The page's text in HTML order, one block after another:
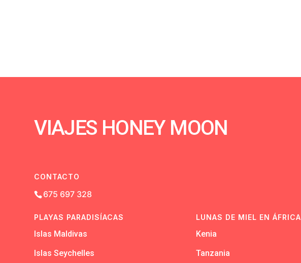
VIAJES HONEY MOON
CONTACTO
675 697 328
PLAYAS PARADISÍACAS
Islas Maldivas
Islas Seychelles
LUNAS DE MIEL EN ÁFRICA
Kenia
Tanzania